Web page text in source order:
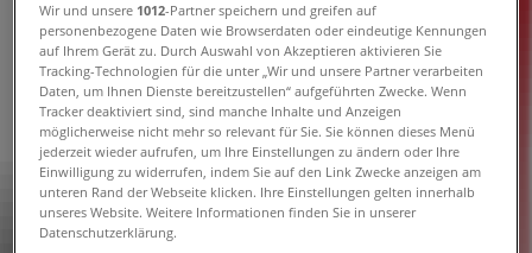
Möbel Märki
Märkiweg 1, Suhr
Jetzt geöffnet
Wir und unsere 1012-Partner speichern und greifen auf
personenbezogene Daten wie Browserdaten oder eindeutige Kennungen
auf Ihrem Gerät zu. Durch Auswahl von Akzeptieren aktivieren Sie
Tracking-Technologien für die unter „Wir und unsere Partner verarbeiten
Daten, um Ihnen Dienste bereitzustellen“ aufgeführten Zwecke. Wenn
Tracker deaktiviert sind, sind manche Inhalte und Anzeigen
möglicherweise nicht mehr so relevant für Sie. Sie können dieses Menü
jederzeit wieder aufrufen, um Ihre Einstellungen zu ändern oder Ihre
Einwilligung zu widerrufen, indem Sie auf den Link Zwecke anzeigen am
unteren Rand der Webseite klicken. Ihre Einstellungen gelten innerhalb
unseres Website. Weitere Informationen finden Sie in unserer
Datenschutzerklärung.